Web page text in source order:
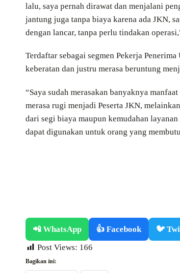
lalu, saya pernah dirawat dan menjalani
jantung juga tanpa biaya karena ada JKN,
dengan lancar, tanpa perlu tindakan
Terdaftar sebagai segmen Pekerja
keberatan dan justru merasa beruntung
“Saya sudah merasakan banyaknya
merasa rugi menjadi Peserta JKN,
dari segi biaya maupun kemudahan
dapat digunakan untuk orang yang
📲 WhatsApp 👍 Facebook 🐦
Post Views: 166
Bagikan ini: